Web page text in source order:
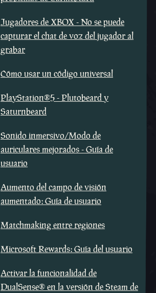
Jugadores de XBOX - No se puede
capturar el chat de voz del jugador al
grabar
Cómo usar un código universal
PlayStation®5 - Plutobeard y
Saturnbeard
Sonido inmersivo/Modo de
auriculares mejorados - Guía de
usuario
Aumento del campo de visión
aumentado: Guía de usuario
Matchmaking entre regiones
Microsoft Rewards: Guía del usuario
Activar la funcionalidad de
DualSense® en la versión de Steam de